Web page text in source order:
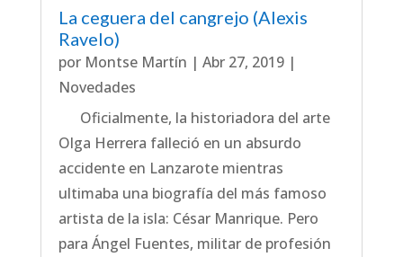
La ceguera del cangrejo (Alexis
Ravelo)
por Montse Martín | Abr 27, 2019|
Novedades
Oficialmente, la historiadora del arte
Olga Herrera falleció en un absurdo
accidente en Lanzarote mientras
ultimaba una biografía del más famoso
artista de la isla: César Manrique. Pero
para Ángel Fuentes, militar de profesión